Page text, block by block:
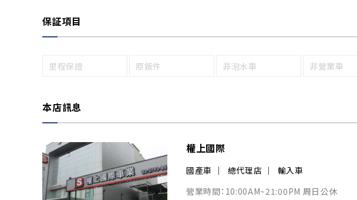
保証項目
里程保證 原鈑件 非泡水車 非營業車
本店訊息
權上國際
國產車 總代理店
輸入車
營業時間：10:00AM~21:00PM 周日公休